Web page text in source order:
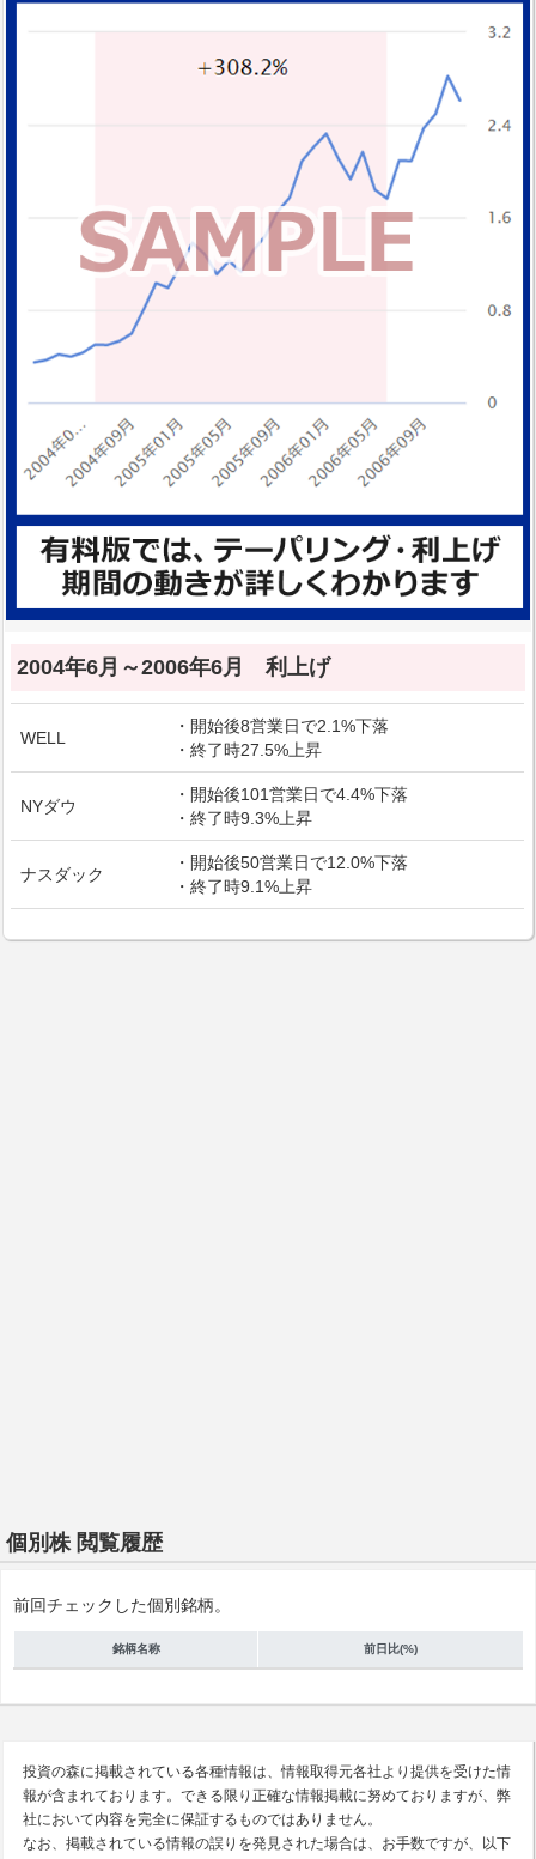
2004年6月～2006年6月 利上げ
WELL
・開始後8営業日で2.1%下落
・終了時27.5%上昇
NYダウ
・開始後101営業日で4.4%下落
・終了時9.3%上昇
ナスダック
・開始後50営業日で12.0%下落
・終了時9.1%上昇
個別株 閲覧履歴
前回チェックした個別銘柄。
銘柄名称 前日比(%)
投資の森に掲載されている各種情報は、情報取得元各社より提供を受けた情
報が含まれております。できる限り正確な情報掲載に努めておりますが、弊
社において内容を完全に保証するものではありません。
なお、掲載されている情報の誤りを発見された場合は、お手数ですが、以下